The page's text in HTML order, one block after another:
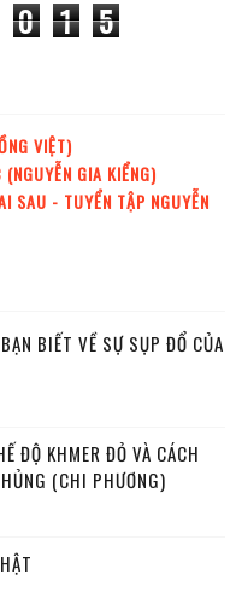
0 1 5
VIỆT)
GIA KIỂNG)
SAU - TUYỂN TẬP NGUYỄN
BIẾT VỀ SỰ SỤP ĐỔ CỦA
ĐỘ KHMER ĐỎ VÀ CÁCH
(CHI PHƯƠNG)